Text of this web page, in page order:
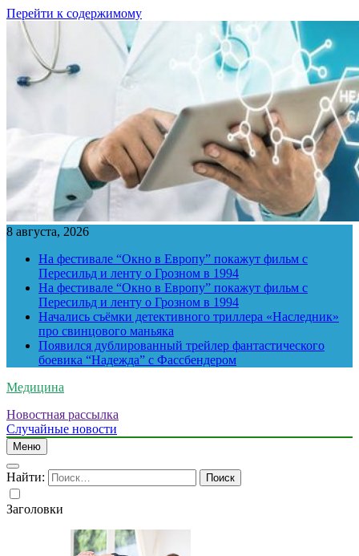
Перейти к содержимому
8 августа, 2026
На фестивале “Окно в Европу” покажут фильм с
Пересильд и ленту о Грозном в 1994
На фестивале “Окно в Европу” покажут фильм с
Пересильд и ленту о Грозном в 1994
Начались съёмки детективного триллера «Наследник»
про свинцового маньяка
Появился дублированный трейлер фантастического
боевика “Надежда” с Фассбендером
Медицина
Новостная рассылка
Случайные новости
Меню
Найти:
Заголовки